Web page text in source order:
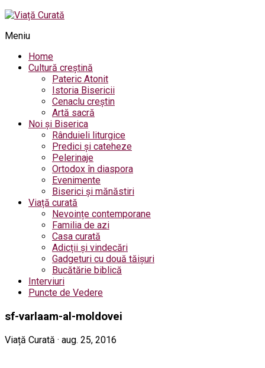
Meniu
Home
Cultură creștină
Pateric Atonit
Istoria Bisericii
Cenaclu creștin
Artă sacră
Noi și Biserica
Rânduieli liturgice
Predici și cateheze
Pelerinaje
Ortodox în diaspora
Evenimente
Biserici și mănăstiri
Viață curată
Nevoințe contemporane
Familia de azi
Casa curată
Adicții și vindecări
Gadgeturi cu două tăișuri
Bucătărie biblică
Interviuri
Puncte de Vedere
sf-varlaam-al-moldovei
Viață Curată · aug. 25, 2016